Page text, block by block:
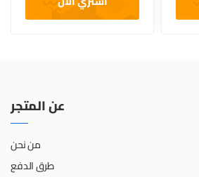
عن المتجر
من نحن
طرق الدفع